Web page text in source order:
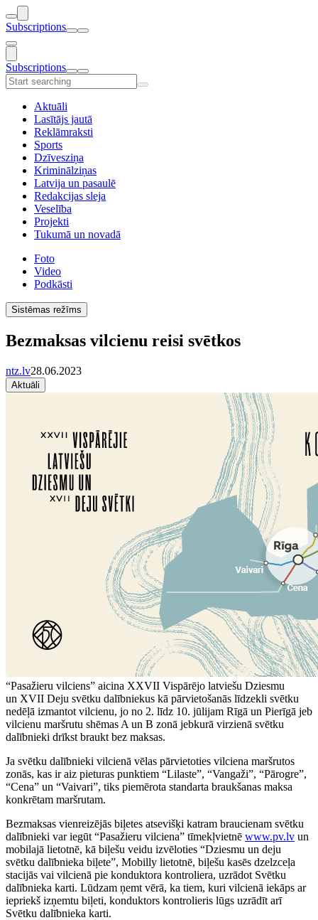
Subscriptions
Subscriptions
Aktuāli
Lasītājs jautā
Reklāmraksti
Sports
Dzīvesziņa
Kriminālziņas
Latvija un pasaulē
Redakcijas sleja
Veselība
Projekti
Tukumā un novadā
Foto
Video
Podkāsti
Sistēmas režīms
Bezmaksas vilcienu reisi svētkos
ntz.lv28.06.2023
Aktuāli
“Pasažieru vilciens” aicina XXVII Vispārējo latviešu Dziesmu
un XVII Deju svētku dalībniekus kā pārvietošanās līdzekli svētku
nedēļā izmantot vilcienu, jo no 2. līdz 10. jūlijam Rīgā un Pierīgā jeb
vilcienu maršrutu shēmas A un B zonā jebkurā virzienā svētku
dalībnieki drīkst braukt bez maksas.
Ja svētku dalībnieki vilcienā vēlas pārvietoties vilciena maršrutos
zonās, kas ir aiz pieturas punktiem “Lilaste”, “Vangaži”, “Pārogre”,
“Cena” un “Vaivari”, tiks piemērota standarta braukšanas maksa
konkrētam maršrutam.
Bezmaksas vienreizējās biļetes atsevišķi katram braucienam svētku
dalībnieki var iegūt “Pasažieru vilciena” tīmekļvietnē www.pv.lv un
mobilajā lietotnē, kā biļešu veidu izvēloties “Dziesmu un deju
svētku dalībnieka biļete”, Mobilly lietotnē, biļešu kasēs dzelzceļa
stacijās vai vilcienā pie konduktora kontroliera, uzrādot Svētku
dalībnieka karti. Lūdzam ņemt vērā, ka tiem, kuri vilcienā iekāps ar
iepriekš izņemtu biļeti, konduktors kontrolieris lūgs uzrādīt arī
Svētku dalībnieka karti.